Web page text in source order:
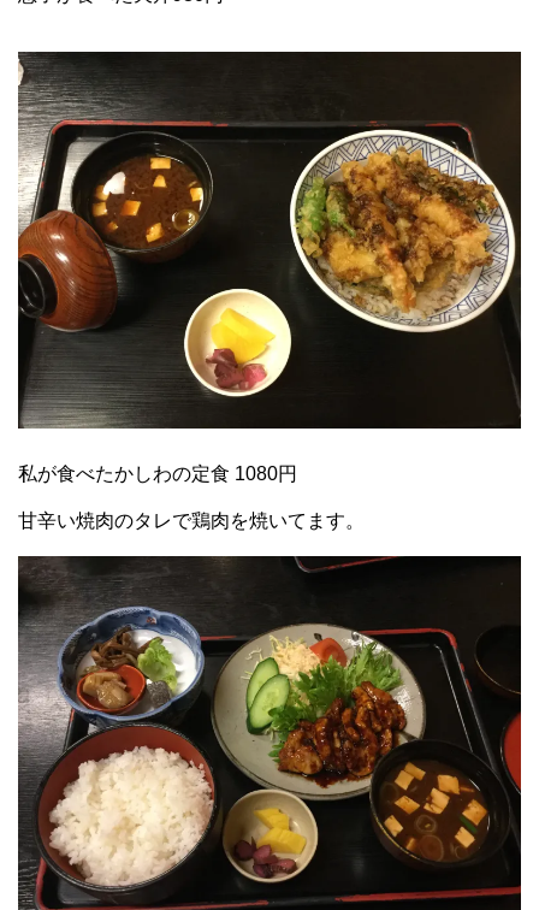
私が食べたかしわの定食 1080円
甘辛い焼肉のタレで鶏肉を焼いてます。